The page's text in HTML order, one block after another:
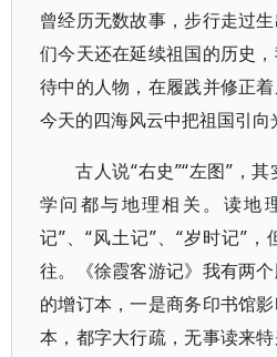
曾经历无数故事，步行走过
们今天还在延续祖国的历史
待中的人物，在履践并修正
今天的四海风云中把祖国引向
古人说“右史”“左图”，
学问都与地理相关。读地
记”、“风土记”、“岁时记”
往。《徐霞客游记》我有两
的增订本，一是商务印书馆
本，都字大行疏，无事读来